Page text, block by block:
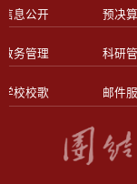
信息公开 预决
教务管理 科研
学校校歌 邮件